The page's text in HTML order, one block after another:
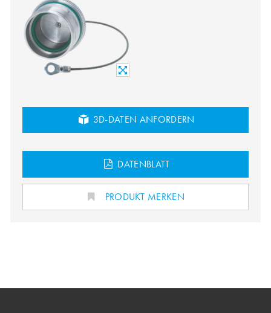
3D-DATEN ANFORDERN
DATENBLATT
PRODUKT MERKEN